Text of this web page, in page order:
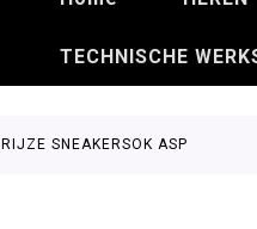
TECHNISCHE
GRIJZE SNEAKERSOK ASP